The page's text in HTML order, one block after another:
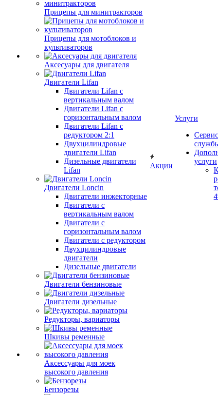
Прицепы для минитракторов
Прицепы для мотоблоков и
культиваторов
Аксесуары для двигателя
Двигатели Lifan
Двигатели Lifan с
вертикальным валом
Двигатели Lifan с
горизонтальным валом
Двигатели Lifan с
редуктором 2:1
Двухцилиндровые
двигатели Lifan
Дизельные двигатели
Lifan
Двигатели Loncin
Двигатели инжекторные
Двигатели с
вертикальным валом
Двигатели с
горизонтальным валом
Двигатели с редуктором
Двухцилиндровые
двигатели
Дизельные двигатели
Двигатели бензиновые
Двигатели дизельные
Редукторы, вариаторы
Шкивы ременные
Аксессуары для моек
высокого давления
Бензорезы
Акции
Услуги
услуги